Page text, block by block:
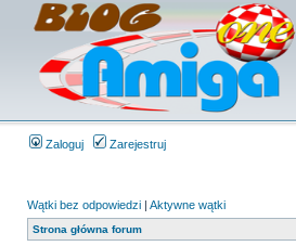
Zaloguj Zarejestruj
Wątki bez odpowiedzi | Aktywne wątki
Strona główna forum